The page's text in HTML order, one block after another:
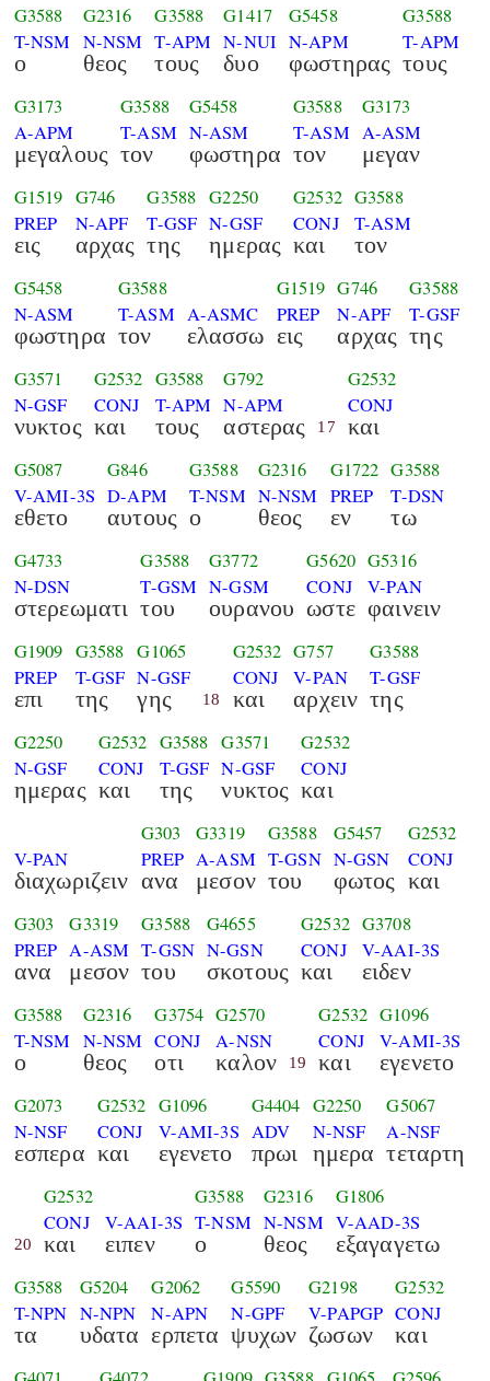
G3588
T-NSM
ο
G2316
N-NSM
θεος
G3588
T-APM
τους
G1417
N-NUI
δυο
G5458
N-APM
φωστηρας
G3588
T-APM
τους
G3173
A-APM
μεγαλους
G3588
T-ASM
τον
G5458
N-ASM
φωστηρα
G3588
T-ASM
τον
G3173
A-ASM
μεγαν
G1519
PREP
εις
G746
N-APF
αρχας
G3588
T-GSF
της
G2250
N-GSF
ημερας
G2532
CONJ
και
G3588
T-ASM
τον
G5458
N-ASM
φωστηρα
G3588
T-ASM
τον
A-ASMC
ελασσω
G1519
PREP
εις
G746
N-APF
αρχας
G3588
T-GSF
της
G3571
N-GSF
νυκτος
G2532
CONJ
και
G3588
T-APM
τους
G792
N-APM
αστερας 17
G2532
CONJ
και
G5087
V-AMI-3S
εθετο
G846
D-APM
αυτους
G3588
T-NSM
ο
G2316
N-NSM
θεος
G1722
PREP
εν
G3588
T-DSN
τω
G4733
N-DSN
στερεωματι
G3588
T-GSM
του
G3772
N-GSM
ουρανου
G5620
CONJ
ωστε
G5316
V-PAN
φαινειν
G1909
PREP
επι
G3588
T-GSF
της
G1065
N-GSF
γης 18
G2532
CONJ
και
G757
V-PAN
αρχειν
G3588
T-GSF
της
G2250
N-GSF
ημερας
G2532
CONJ
και
G3588
T-GSF
της
G3571
N-GSF
νυκτος
G2532
CONJ
και
V-PAN
διαχωριζειν
G303
PREP
ανα
G3319
A-ASM
μεσον
G3588
T-GSN
του
G5457
N-GSN
φωτος
G2532
CONJ
και
G303
PREP
ανα
G3319
A-ASM
μεσον
G3588
T-GSN
του
G4655
N-GSN
σκοτους
G2532
CONJ
και
G3708
V-AAI-3S
ειδεν
G3588
T-NSM
ο
G2316
N-NSM
θεος
G3754
CONJ
οτι
G2570
A-NSN
καλον 19
G2532
CONJ
και
G1096
V-AMI-3S
εγενετο
G2073
N-NSF
εσπερα
G2532
CONJ
και
G1096
V-AMI-3S
εγενετο
G4404
ADV
πρωι
G2250
N-NSF
ημερα
G5067
A-NSF
τεταρτη
20
G2532
CONJ
και
V-AAI-3S
ειπεν
G3588
T-NSM
ο
G2316
N-NSM
θεος
G1806
V-AAD-3S
εξαγαγετω
G3588
T-NPN
τα
G5204
N-NPN
υδατα
G2062
N-APN
ερπετα
G5590
N-GPF
ψυχων
G2198
V-PAPGP
ζωσων
G2532
CONJ
και